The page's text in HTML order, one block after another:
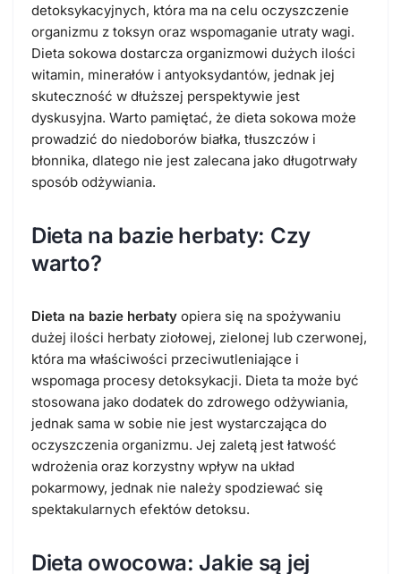
detoksykacyjnych, która ma na celu oczyszczenie
organizmu z toksyn oraz wspomaganie utraty wagi.
Dieta sokowa dostarcza organizmowi dużych ilości
witamin, minerałów i antyoksydantów, jednak jej
skuteczność w dłuższej perspektywie jest
dyskusyjna. Warto pamiętać, że dieta sokowa może
prowadzić do niedoborów białka, tłuszczów i
błonnika, dlatego nie jest zalecana jako długotrwały
sposób odżywiania.
Dieta na bazie herbaty: Czy
warto?
Dieta na bazie herbaty opiera się na spożywaniu
dużej ilości herbaty ziołowej, zielonej lub czerwonej,
która ma właściwości przeciwutleniające i
wspomaga procesy detoksykacji. Dieta ta może być
stosowana jako dodatek do zdrowego odżywiania,
jednak sama w sobie nie jest wystarczająca do
oczyszczenia organizmu. Jej zaletą jest łatwość
wdrożenia oraz korzystny wpływ na układ
pokarmowy, jednak nie należy spodziewać się
spektakularnych efektów detoksu.
Dieta owocowa: Jakie są jej